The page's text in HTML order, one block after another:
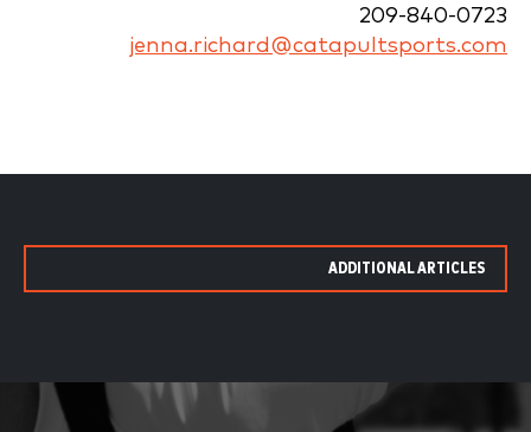
209-840-0723
jenna.richard@catapultsports.com
ADDITIONAL ARTICLES